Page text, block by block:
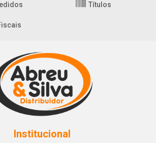
Títulos
Institucional